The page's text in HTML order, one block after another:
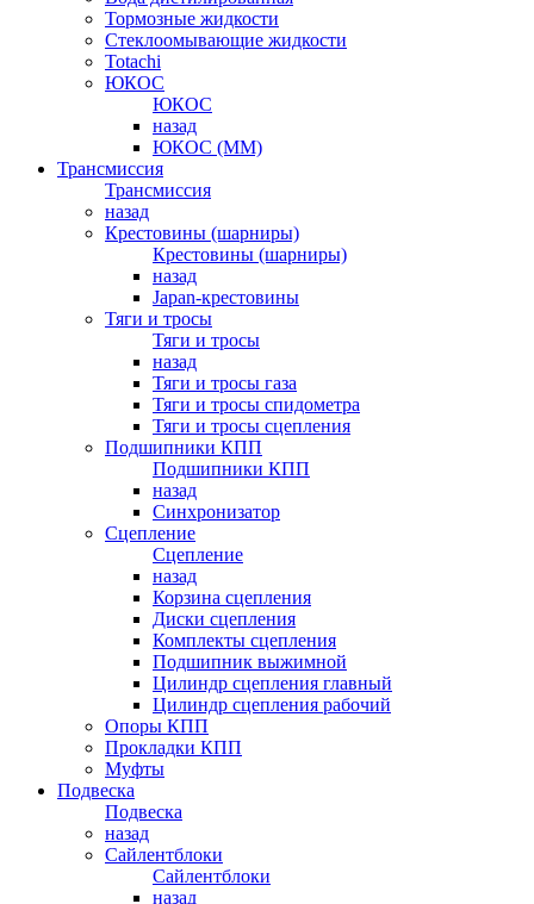
Тормозные жидкости
Стеклоомывающие жидкости
Totachi
ЮКОС
ЮКОС
назад
ЮКОС (ММ)
Трансмиссия
Трансмиссия
назад
Крестовины (шарниры)
Крестовины (шарниры)
назад
Japan-крестовины
Тяги и тросы
Тяги и тросы
назад
Тяги и тросы газа
Тяги и тросы спидометра
Тяги и тросы сцепления
Подшипники КПП
Подшипники КПП
назад
Синхронизатор
Сцепление
Сцепление
назад
Корзина сцепления
Диски сцепления
Комплекты сцепления
Подшипник выжимной
Цилиндр сцепления главный
Цилиндр сцепления рабочий
Опоры КПП
Прокладки КПП
Муфты
Подвеска
Подвеска
назад
Сайлентблоки
Сайлентблоки
назад